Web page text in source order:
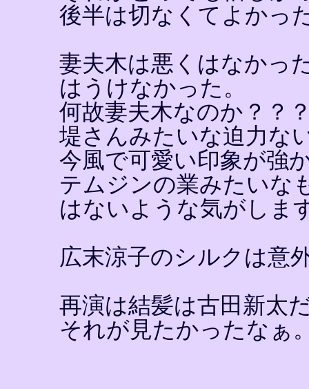
後半は切なくてよかっ
妻夫木は悪くはなかっ
はうけなかった。
何故妻夫木なのか？？
堤さんみたいな迫力な
今風で可愛い印象が強
テムジンの業みたいな
はないような気がしま
広末涼子のシルクは意
再演は結髪は古田新太
それが見たかったなぁ